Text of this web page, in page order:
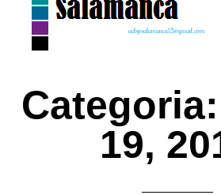
adspsalamanca21@gmail.com
19,